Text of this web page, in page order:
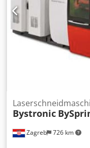
Zagreb 726 km
Bystronic